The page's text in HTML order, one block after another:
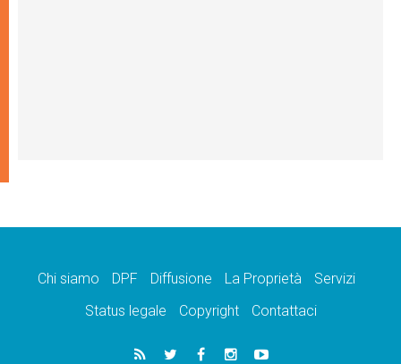
Chi siamo DPF Diffusione La Proprietà
Servizi
Status legale
Copyright Contattaci